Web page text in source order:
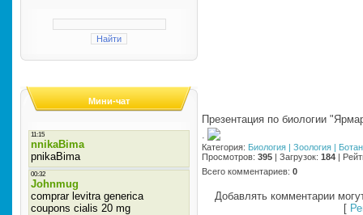
Мини-чат
Презентация по биологии
·
Категория: Биология | Зоология |
Просмотров: 395 | Загрузок: 184 |
Всего комментариев: 0
Добавлять комментарии
[